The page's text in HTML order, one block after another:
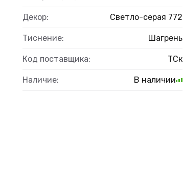
Декор: Светло-серая 772
Тиснение: Шагрень
Код поставщика: ТСк
Наличие: В наличии